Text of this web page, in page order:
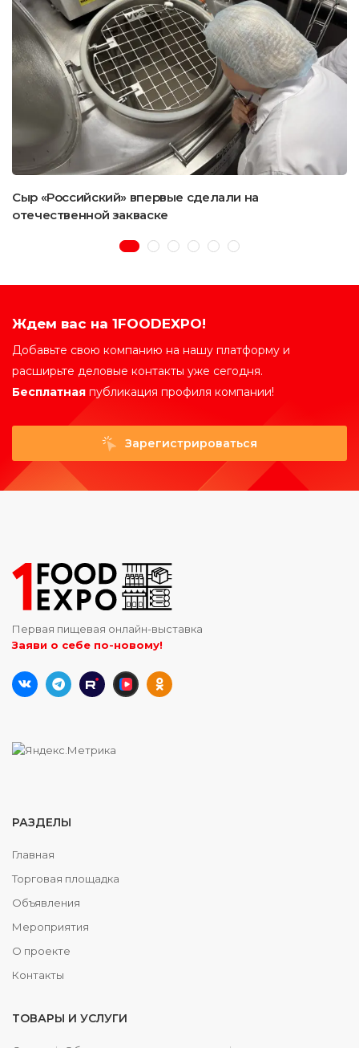
Сыр «Российский» впервые сделали на
отечественной закваске
Ждем вас на 1FOODEXPO!
Добавьте свою компанию на нашу платформу и
расширьте деловые контакты уже сегодня.
Бесплатная публикация профиля компании!
Зарегистрироваться
Первая пищевая онлайн-выставка
Заяви о себе по-новому!
РАЗДЕЛЫ
Главная
Торговая площадка
Объявления
Мероприятия
О проекте
Контакты
ТОВАРЫ И УСЛУГИ